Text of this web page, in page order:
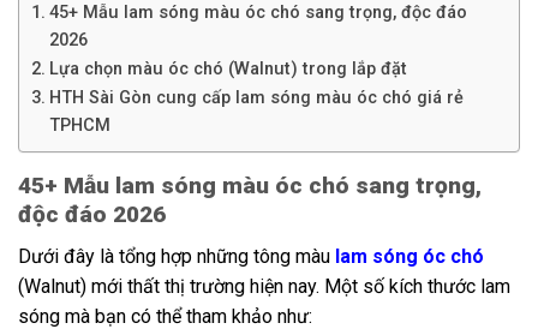
45+ Mẫu lam sóng màu óc chó sang trọng, độc đáo
2026
Lựa chọn màu óc chó (Walnut) trong lắp đặt
HTH Sài Gòn cung cấp lam sóng màu óc chó giá rẻ
TPHCM
45+ Mẫu lam sóng màu óc chó sang trọng,
độc đáo 2026
Dưới đây là tổng hợp những tông màu lam sóng óc chó
(Walnut) mới thất thị trường hiện nay. Một số kích thước lam
sóng mà bạn có thể tham khảo như: